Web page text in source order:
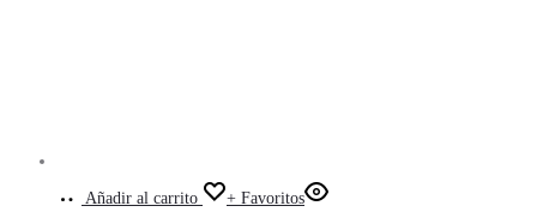
Añadir al carrito + Favoritos